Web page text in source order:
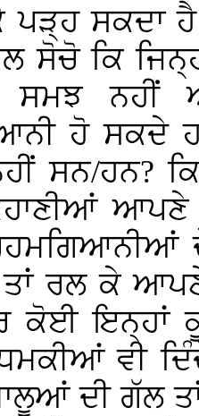
ਪੜ੍ਹ ਸਕਦਾ
ਸੋਚੋ ਕਿ
ਸਮਝ
ਹੋ ਸਕਦੇ
ਸਨ/ਹਨ?
ਆਪਣੇ
ਰਲ ਕੇ ਆਪਣੇ
ਕੋਈ ਇਨ੍ਹਾਂ
ਵੀ
ਦੀ ਗੱਲ